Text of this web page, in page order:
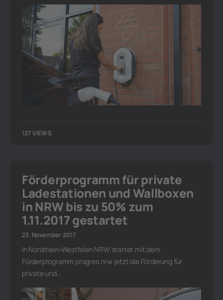
127 VIEWS
Förderprogramm für private
Ladestationen und Wallboxen
in NRW bis zu 50% zum
1.11.2017 gestartet
23. November 2017
In Nordrhein-Westfalen NRW startet mit dem
Förderprogramm progres.nrw jetzt die Förderung für
private und…